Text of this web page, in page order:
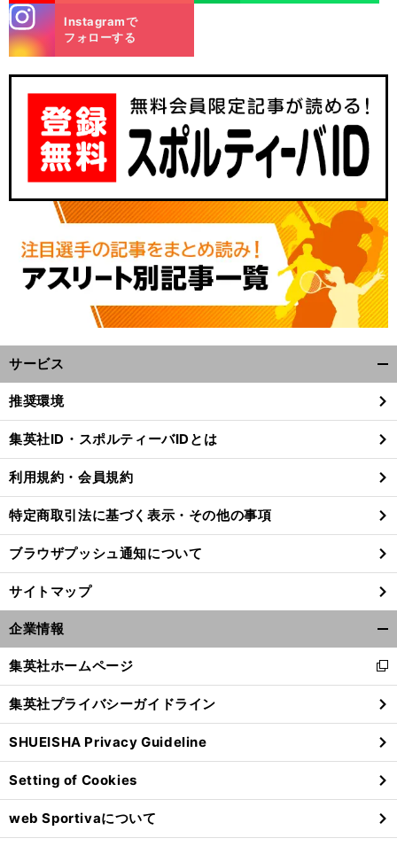
前
m
Instagramで
フォローする
サービス
閉
る
推奨環境
集英社ID・スポルティーバIDとは
利用規約・会員規約
特定商取引法に基づく表示・その他の事項
ブラウザプッシュ通知について
サイトマップ
企業情報
閉
る
集英社ホームページ
新
し
い
ウ
ィ
ン
ド
ウ
で
開
集英社プライバシーガイドライン
SHUEISHA Privacy Guideline
Setting of Cookies
web Sportivaについて